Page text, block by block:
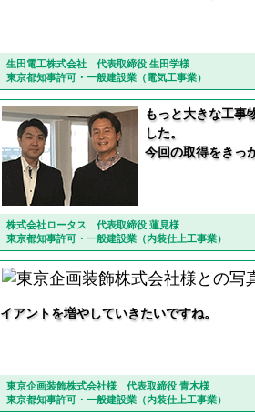
生田電工株式会社 代表取締役 生田学様
東京都知事許可・一般建設業（電気工事業）
株式会社ロータス 代表取締役 蓮見様
東京都知事許可・一般建設業（内装仕上工事業）
もっと大きな工事
した。
今回の取得をきっ
東京企画装飾株式会社様 代表取締役 青木様
東京都知事許可・一般建設業（内装仕上工事業）
イアントを増やしていきたいですね。